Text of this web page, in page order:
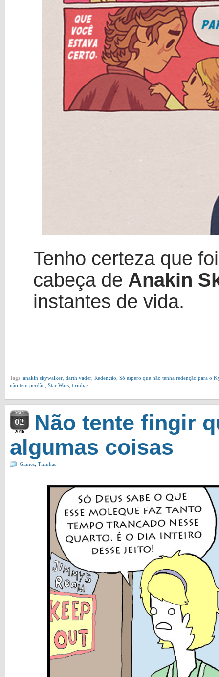
Tenho certeza que
cabeça de Anakin
instantes de vida.
Tags: anakin skywalker darth vader Redenção Só espero que não tenha redenção para o
não tem perdão Star Wars tirinhas
MAR
02
2016
Não tente fingir
algumas coisas
Games Tirinhas